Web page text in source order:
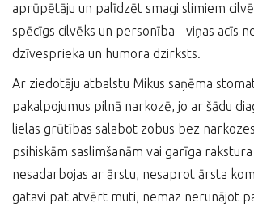
aprūpētāju un palīdzēt smagi slimiem
spēcīgs cilvēks un personība - viņas acīs
dzīvesprieka un humora dzirksts.
Ar ziedotāju atbalstu Mikus saņēma
pakalpojumus pilnā narkozē, jo ar šādu
lielas grūtības salabot zobus bez
psihiskām saslimšanām vai garīga
nesadarbojas ar ārstu, nesaprot ārsta
gatavi pat atvērt muti, nemaz nerunājot